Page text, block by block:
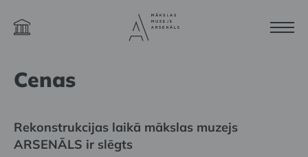
Cenas
Rekonstrukcijas laikā mākslas muzejs
ARSENĀLS ir slēgts